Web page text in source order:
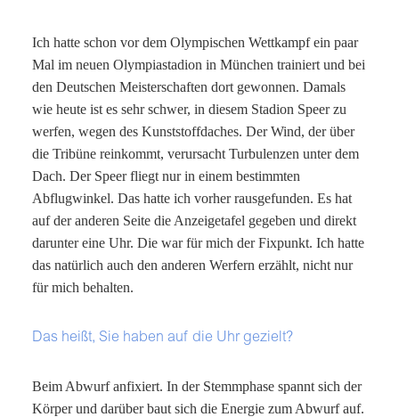
Ich hatte schon vor dem Olympischen Wettkampf ein paar
Mal im neuen Olympiastadion in München trainiert und bei
den Deutschen Meisterschaften dort gewonnen. Damals
wie heute ist es sehr schwer, in diesem Stadion Speer zu
werfen, wegen des Kunststoffdaches. Der Wind, der über
die Tribüne reinkommt, verursacht Turbulenzen unter dem
Dach. Der Speer fliegt nur in einem bestimmten
Abflugwinkel. Das hatte ich vorher rausgefunden. Es hat
auf der anderen Seite die Anzeigetafel gegeben und direkt
darunter eine Uhr. Die war für mich der Fixpunkt. Ich hatte
das natürlich auch den anderen Werfern erzählt, nicht nur
für mich behalten.
Das heißt, Sie haben auf die Uhr gezielt?
Beim Abwurf anfixiert. In der Stemmphase spannt sich der
Körper und darüber baut sich die Energie zum Abwurf auf.